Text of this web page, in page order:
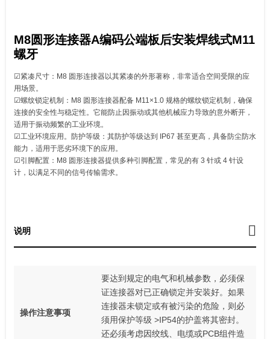
M8圆形连接器A编码公端板后安装焊线式M11
螺牙
☑紧凑尺寸：M8 圆形连接器以其紧凑的外形著称，非常适合空间受限的应
用场景。
☑螺纹锁定机制：M8 圆形连接器配备 M11×1.0 规格的螺纹锁定机制，确保
连接的安全性与稳定性。它能防止因振动或其他机械应力导致的意外断开，
适用于振动频繁的工业环境。
☑工业环境应用。防护等级：其防护等级达到 IP67 甚至更高，具备防尘防水
能力，适用于恶劣环境下的应用。
☑引脚配置：M8 圆形连接器提供多种引脚配置，常见的有 3 针或 4 针设
计，以满足不同的信号传输需求。
说明
操作注意事项
要达到规定的电气和机械参数，必须保
证连接器对已正确锁定并安装好。如果
连接器未锁定或有被污染的危险，则必
须用保护等级 >IP54的护盖将其密封。
还必须考虑因绞线、电缆或PCB组件造